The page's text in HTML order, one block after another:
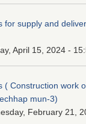
for supply and
April 15, 2024 -
( Construction work
mun-3)
February 21,